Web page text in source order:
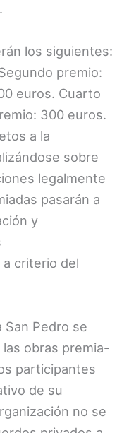
los siguientes:
premio:
euros. Cuarto
300 euros.
a la
sobre
legalmente
pasarán a
y
criterio del
San Pedro se
obras premia-
participantes
de su
no se